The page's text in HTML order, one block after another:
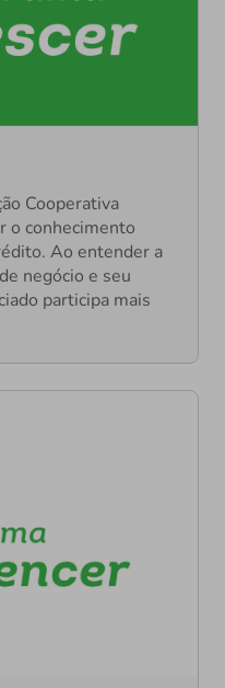
Cooperativa
o conhecimento
Ao entender a
negócio e seu
participa mais